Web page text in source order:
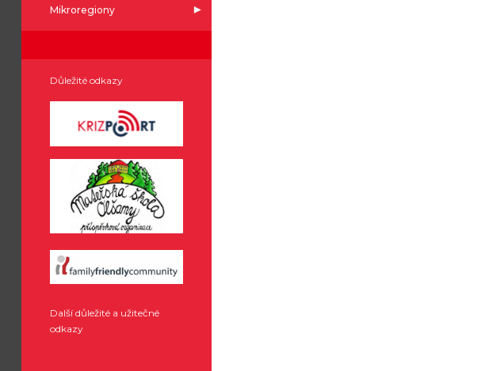
Mikroregiony
Důležité odkazy
Další důležité a užitečné
odkazy